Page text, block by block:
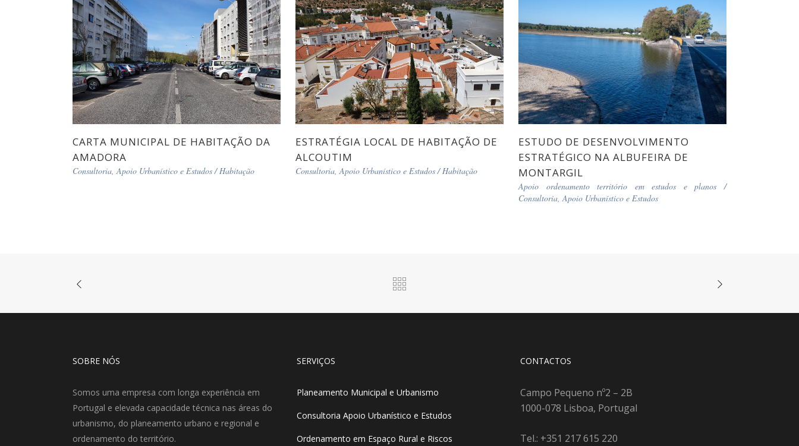
CARTA MUNICIPAL DE HABITAÇÃO DA
AMADORA
Consultoria, Apoio Urbanístico e Estudos/Habitação
ESTRATÉGIA LOCAL DE HABITAÇÃO DE
ALCOUTIM
Consultoria, Apoio Urbanístico e Estudos/Habitação
ESTUDO DE DESENVOLVIMENTO
ESTRATÉGICO NA ALBUFEIRA DE
MONTARGIL
Apoio ordenamento território em estudos e planos /
Consultoria, Apoio Urbanístico e Estudos
SOBRE NÓS
Somos uma empresa com longa experiência em
Portugal e elevada capacidade técnica nas áreas do
urbanismo, do planeamento urbano e regional e
ordenamento do território.
SERVIÇOS
Planeamento Municipal e Urbanismo
Consultoria Apoio Urbanístico e Estudos
Ordenamento em Espaço Rural e Riscos
CONTACTOS
Campo Pequeno nº2 – 2B
1000-078 Lisboa, Portugal
Tel.: +351 217 615 220